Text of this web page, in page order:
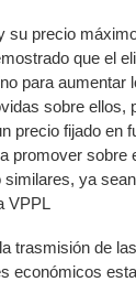
su precio
que el
para aumentar
sobre ellos,
precio fijado en
promover sobre
ya
VPPL
trasmisión de
económicos